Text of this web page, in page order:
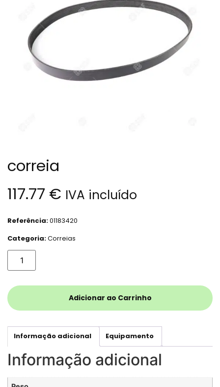
correia
117.77 € IVA incluído
Referência:01183420
Categoria:Correias
Adicionar ao Carrinho
Informação adicional Equipamento
Informação adicional